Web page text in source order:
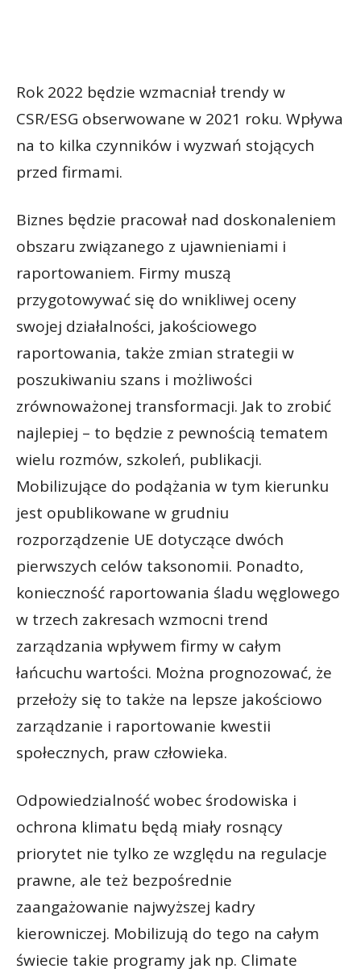
Rok 2022 będzie wzmacniał trendy w
CSR/ESG obserwowane w 2021 roku. Wpływa
na to kilka czynników i wyzwań stojących
przed firmami.
Biznes będzie pracował nad doskonaleniem
obszaru związanego z ujawnieniami i
raportowaniem. Firmy muszą
przygotowywać się do wnikliwej oceny
swojej działalności, jakościowego
raportowania, także zmian strategii w
poszukiwaniu szans i możliwości
zrównoważonej transformacji. Jak to zrobić
najlepiej – to będzie z pewnością tematem
wielu rozmów, szkoleń, publikacji.
Mobilizujące do podążania w tym kierunku
jest opublikowane w grudniu
rozporządzenie UE dotyczące dwóch
pierwszych celów taksonomii. Ponadto,
konieczność raportowania śladu węglowego
w trzech zakresach wzmocni trend
zarządzania wpływem firmy w całym
łańcuchu wartości. Można prognozować, że
przełoży się to także na lepsze jakościowo
zarządzanie i raportowanie kwestii
społecznych, praw człowieka.
Odpowiedzialność wobec środowiska i
ochrona klimatu będą miały rosnący
priorytet nie tylko ze względu na regulacje
prawne, ale też bezpośrednie
zaangażowanie najwyższej kadry
kierowniczej. Mobilizują do tego na całym
świecie takie programy jak np. Climate